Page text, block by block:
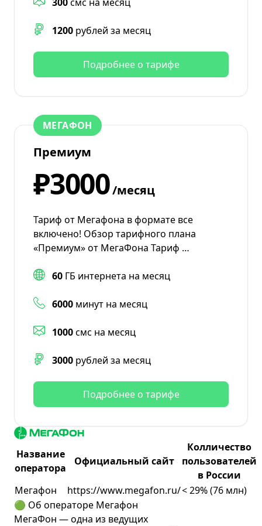
1200 рублей за месяц
Подробнее о тарифе
МЕГАФОН
Премиум
₽3000/месяц
Тариф от Мегафона в формате все
включено! Обзор тарифного плана
«Премиум» от МегаФона Тариф …
60 ГБ интернета на месяц
6000 минут на месяц
1000смс на месяц
3000 рублей за месяц
Подробнее о тарифе
Название
оператора
Официальный сайт
Колличество
пользователей
в России
Мегафон
https://www.megafon.ru/< 29% (76 млн)
🟢 Об операторе Мегафон
МегаФон — одна из ведущих